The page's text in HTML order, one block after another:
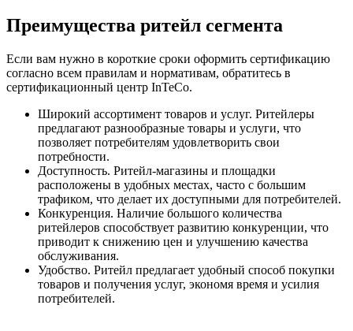
Преимущества ритейл сегмента
Если вам нужно в короткие сроки оформить сертификацию
согласно всем правилам и нормативам, обратитесь в
сертификационный центр InTeCo.
Широкий ассортимент товаров и услуг. Ритейлеры
предлагают разнообразные товары и услуги, что
позволяет потребителям удовлетворить свои
потребности.
Доступность. Ритейл-магазины и площадки
расположены в удобных местах, часто с большим
трафиком, что делает их доступными для потребителей.
Конкуренция. Наличие большого количества
ритейлеров способствует развитию конкуренции, что
приводит к снижению цен и улучшению качества
обслуживания.
Удобство. Ритейл предлагает удобный способ покупки
товаров и получения услуг, экономя время и усилия
потребителей.